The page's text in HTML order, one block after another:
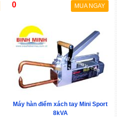
0 MUA NGAY
Máy hàn điểm xách tay Mini Sport
8kVA